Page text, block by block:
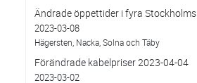
Ändrade öppettider i fyra
2023-03-08
Hägersten, Nacka, Solna och Täby
Förändrade kabelpriser 2023-04-04
2023-03-02